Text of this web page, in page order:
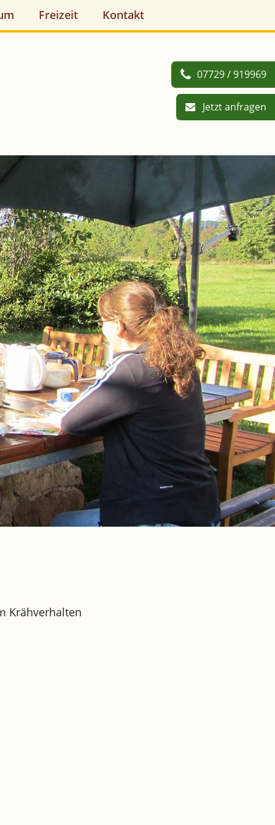
Freizeit Kontakt
07729 / 919969
Jetzt anfragen
Krähverhalten